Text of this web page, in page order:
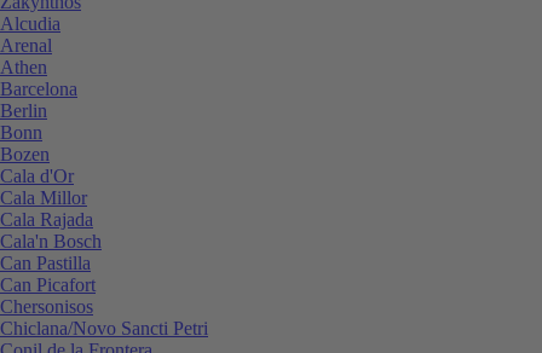
Alcudia
Arenal
Athen
Barcelona
Berlin
Bonn
Bozen
Cala d'Or
Cala Millor
Cala Rajada
Cala'n Bosch
Can Pastilla
Can Picafort
Chersonisos
Chiclana/Novo Sancti Petri